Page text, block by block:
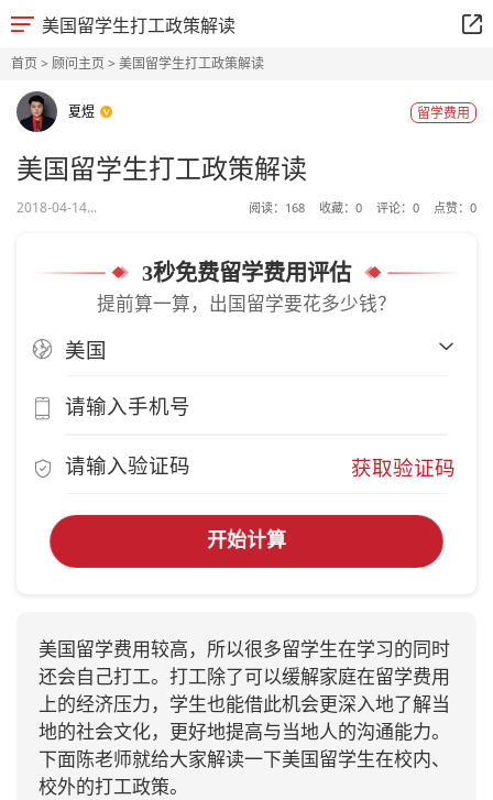
美国留学生打工政策解读
首页> 顾问主页> 美国留学生打工政策解读
夏煜 留学费用
美国留学生打工政策解读
2018-04-14... 阅读： 168 收藏： 0 评论： 0 点赞： 0
3秒免费留学费用评估
提前算一算，出国留学要花多少钱？
获取验证码
开始计算
美国留学费用较高，所以很多留学生在学习的同时
还会自己打工。打工除了可以缓解家庭在留学费用
上的经济压力，学生也能借此机会更深入地了解当
地的社会文化，更好地提高与当地人的沟通能力。
下面陈老师就给大家解读一下美国留学生在校内、
校外的打工政策。